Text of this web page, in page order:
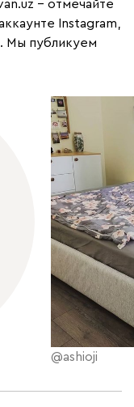
– отмечайте
Instagram,
. Мы публикуем
@ashioji